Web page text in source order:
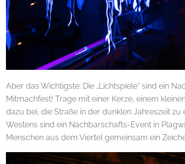
Aber das Wichtigste: Die „Lichtspiele“ sind ein
Mitmachfest! Trage mit einer Kerze, einem
dazu bei, die Straße in der dunklen Jahreszeit zu
Westens sind ein Nachbarschafts-Event in
Menschen aus dem Viertel gemeinsam ein